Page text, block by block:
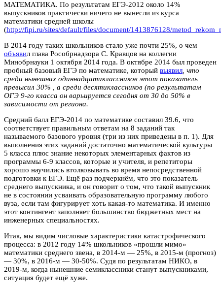
МАТЕМАТИКА. По результатам ЕГЭ-2012 около 14%
выпускников практически ничего не вынесли из курса
математики средней школы
(http://fipi.ru/sites/default/files/document/1413876128/
В 2014 году таких школьников стало уже почти 25%, о чем
объявил глава Рособрнадзора С. Кравцов на коллегии
Минобрнауки 1 октября 2014 года. В октябре 2014 был проведен
пробный базовый ЕГЭ по математике, который выявил , что
среди нынешних одиннадцатиклассников этот показатель
превысил 30% , а среди десятиклассников (по результатам
ОГЭ 9-го класса он варьируется сегодня от 30 до 50% в
зависимости от региона.
Средний балл ЕГЭ-2014 по математике составил 39.6, что
соответствует правильным ответам на 8 заданий так
называемого базового уровня (три из них приведены в п. 1). Для
выполнения этих заданий достаточно математической культуры
5 класса плюс знание некоторых элементарных фактов из
программы 6-9 классов, которые и учителя, и репетиторы
хорошо научились втолковывать во время непосредственной
подготовки к ЕГЭ. Ещё раз подчеркнём, что это показатель
среднего выпускника, и он говорит о том, что такой выпускник
не в состоянии усваивать образовательную программу любого
вуза, если там фигурирует хоть какая-то математика. И именно
этот контингент заполняет большинство бюджетных мест на
инженерных специальностях.
Итак, мы видим числовые характеристики катастрофического
процесса: в 2012 году 14% школьников «прошли мимо»
математики среднего звена, в 2014-м — 25%, в 2015-м (прогноз)
— 30%, в 2016-м — 30-50%. Судя по результатам НИКО, в
2019-м, когда нынешние семиклассники станут выпускниками,
ситуация будет ещё хуже.